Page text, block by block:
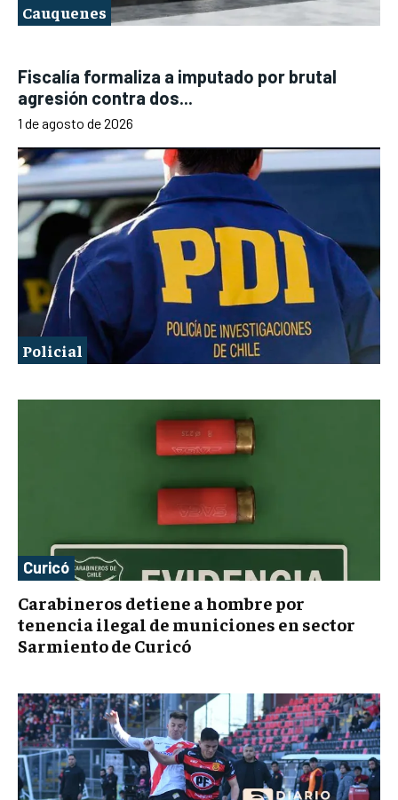
Cauquenes
Fiscalía formaliza a imputado por brutal
agresión contra dos...
1 de agosto de 2026
Policial
Curicó
Carabineros detiene a hombre por
tenencia ilegal de municiones en sector
Sarmiento de Curicó